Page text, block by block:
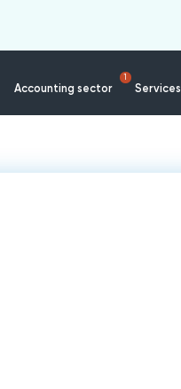
Accounting sector
1
Services